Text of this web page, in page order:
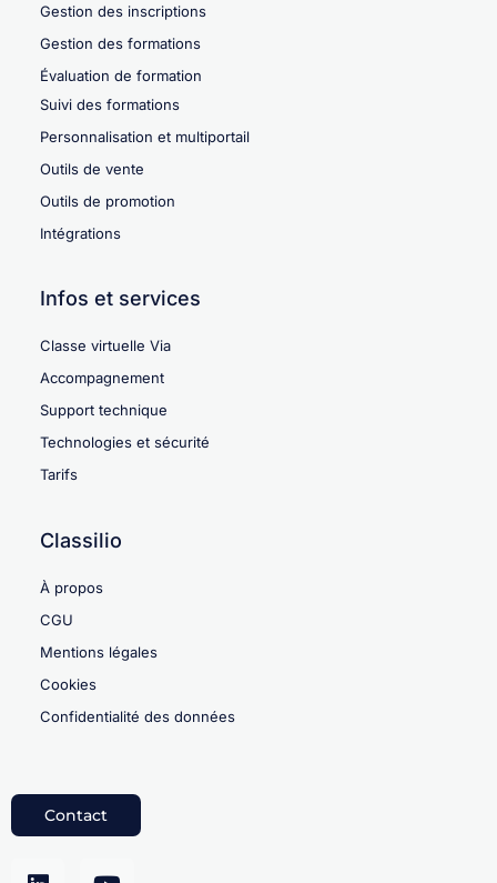
Gestion des inscriptions
Gestion des formations
Évaluation de formation
Suivi des formations
Personnalisation et multiportail
Outils de vente
Outils de promotion
Intégrations
Infos et services
Classe virtuelle Via
Accompagnement
Support technique
Technologies et sécurité
Tarifs
Classilio
À propos
CGU
Mentions légales
Cookies
Confidentialité des données
Contact